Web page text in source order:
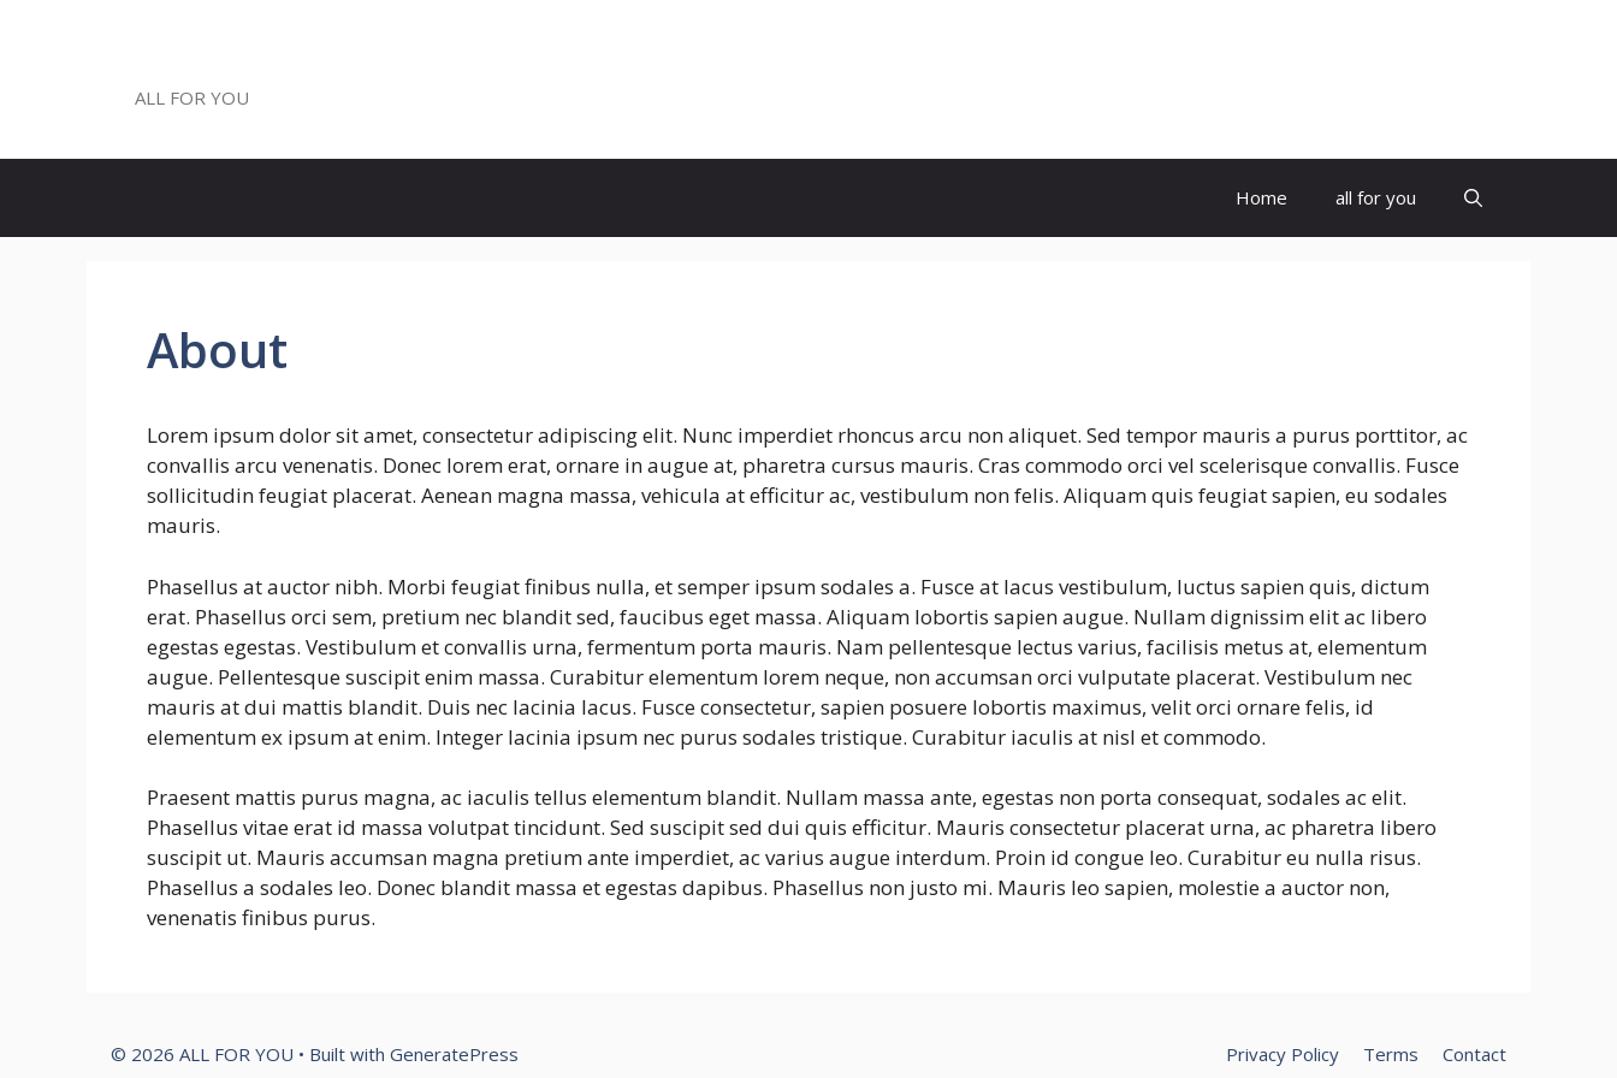
ALL FOR YOU
Home all for you
About
Lorem ipsum dolor sit amet, consectetur adipiscing elit. Nunc imperdiet rhoncus arcu non aliquet. Sed tempor mauris a purus porttitor, ac
convallis arcu venenatis. Donec lorem erat, ornare in augue at, pharetra cursus mauris. Cras commodo orci vel scelerisque convallis. Fusce
sollicitudin feugiat placerat. Aenean magna massa, vehicula at efficitur ac, vestibulum non felis. Aliquam quis feugiat sapien, eu sodales
mauris.
Phasellus at auctor nibh. Morbi feugiat finibus nulla, et semper ipsum sodales a. Fusce at lacus vestibulum, luctus sapien quis, dictum
erat. Phasellus orci sem, pretium nec blandit sed, faucibus eget massa. Aliquam lobortis sapien augue. Nullam dignissim elit ac libero
egestas egestas. Vestibulum et convallis urna, fermentum porta mauris. Nam pellentesque lectus varius, facilisis metus at, elementum
augue. Pellentesque suscipit enim massa. Curabitur elementum lorem neque, non accumsan orci vulputate placerat. Vestibulum nec
mauris at dui mattis blandit. Duis nec lacinia lacus. Fusce consectetur, sapien posuere lobortis maximus, velit orci ornare felis, id
elementum ex ipsum at enim. Integer lacinia ipsum nec purus sodales tristique. Curabitur iaculis at nisl et commodo.
Praesent mattis purus magna, ac iaculis tellus elementum blandit. Nullam massa ante, egestas non porta consequat, sodales ac elit.
Phasellus vitae erat id massa volutpat tincidunt. Sed suscipit sed dui quis efficitur. Mauris consectetur placerat urna, ac pharetra libero
suscipit ut. Mauris accumsan magna pretium ante imperdiet, ac varius augue interdum. Proin id congue leo. Curabitur eu nulla risus.
Phasellus a sodales leo. Donec blandit massa et egestas dapibus. Phasellus non justo mi. Mauris leo sapien, molestie a auctor non,
venenatis finibus purus.
Privacy Policy Terms Contact
© 2026 ALL FOR YOU • Built with GeneratePress